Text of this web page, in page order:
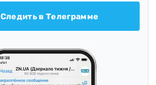
Следить в Телеграмме